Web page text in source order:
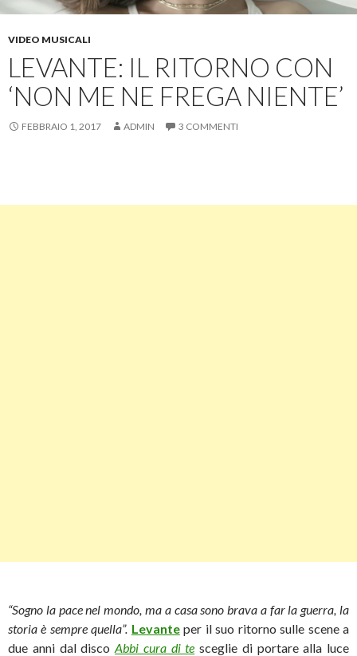
VIDEO MUSICALI
LEVANTE: IL RITORNO CON
‘NON ME NE FREGA NIENTE’
FEBBRAIO 1, 2017 ADMIN 3 COMMENTI
“Sogno la pace nel mondo, ma a casa sono brava a far la guerra, la
storia è sempre quella”. Levante per il suo ritorno sulle scene a
due anni dal disco Abbi cura di te sceglie di portare alla luce